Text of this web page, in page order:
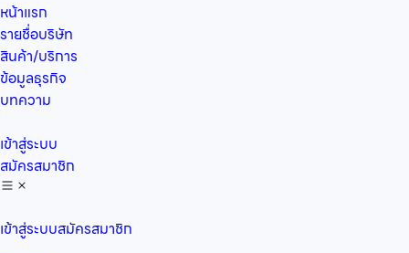
หน้าแรก
รายชื่อบริษัท
สินค้า/บริการ
ข้อมูลธุรกิจ
บทความ
เข้าสู่ระบบ
สมัครสมาชิก
เข้าสู่ระบบสมัครสมาชิก